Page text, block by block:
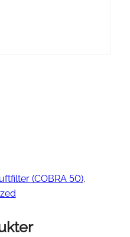
(COBRA 50)